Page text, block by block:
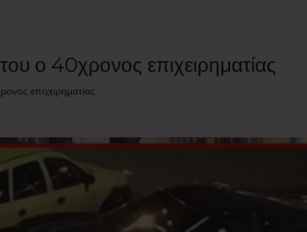
ο 40χρονος επιχειρηματίας
επιχειρηματίας